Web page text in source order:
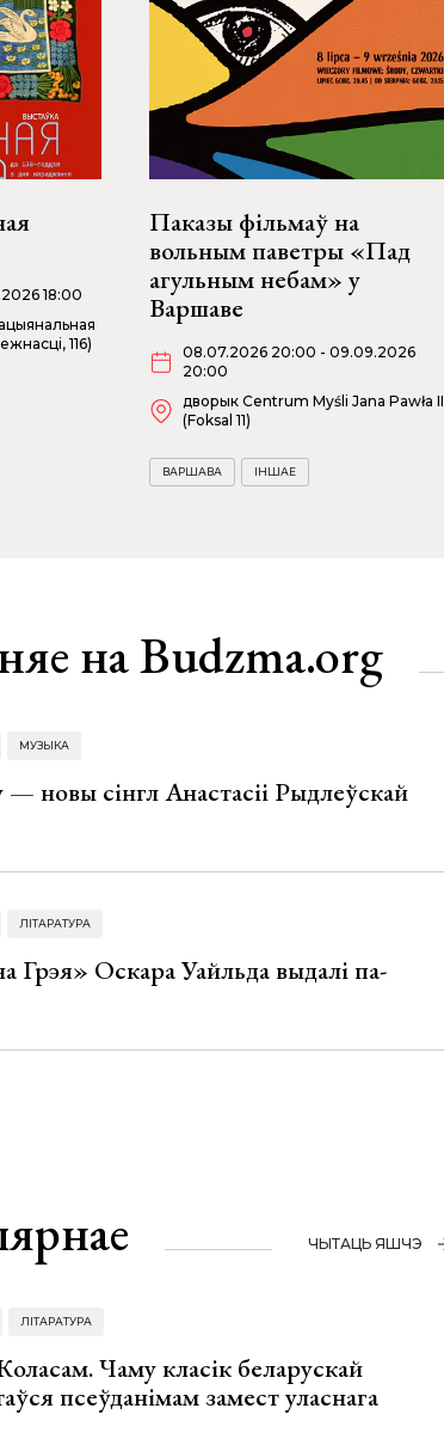
18:00
116)
Паказы фільмаў на
вольным паветры «Пад
агульным небам» у
Варшаве
08.07.2026 20:00 - 09.09.2026
20:00
дворык Centrum Myśli Jana Pawła II
(Foksal 11)
ВАРШАВА ІНШАЕ
на Budzma.org
МУЗЫКА
новы сінгл Анастасіі Рыдлеўскай
ЛІТАРАТУРА
Оскара Уайльда выдалі па-
ЧЫТАЦЬ ЯШЧЭ
ЛІТАРАТУРА
Чаму класік беларускай
псеўданімам замест уласнага